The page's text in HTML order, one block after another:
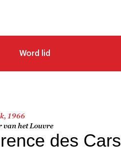
Word lid
1966
van het Louvre
des Cars